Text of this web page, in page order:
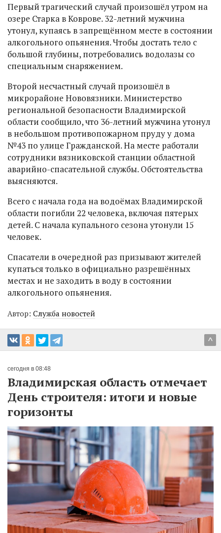
Первый трагический случай произошёл утром на
озере Старка в Коврове. 32-летний мужчина
утонул, купаясь в запрещённом месте в состоянии
алкогольного опьянения. Чтобы достать тело с
большой глубины, потребовались водолазы со
специальным снаряжением.
Второй несчастный случай произошёл в
микрорайоне Нововязники. Министерство
региональной безопасности Владимирской
области сообщило, что 36-летний мужчина утонул
в небольшом противопожарном пруду у дома
№43 по улице Гражданской. На месте работали
сотрудники вязниковской станции областной
аварийно-спасательной службы. Обстоятельства
выясняются.
Всего с начала года на водоёмах Владимирской
области погибли 22 человека, включая пятерых
детей. С начала купального сезона утонули 15
человек.
Спасатели в очередной раз призывают жителей
купаться только в официально разрешённых
местах и не заходить в воду в состоянии
алкогольного опьянения.
Автор: Служба новостей
^
сегодня в 08:48
Владимирская область отмечает
День строителя: итоги и новые
горизонты